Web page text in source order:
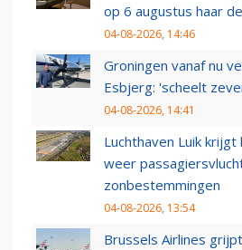
op 6 augustus haar
04-08-2026, 14:46
Groningen vanaf nu
Esbjerg: 'scheelt
04-08-2026, 14:41
Luchthaven Luik
weer
zonbestemmingen
04-08-2026, 13:54
Brussels Airlines